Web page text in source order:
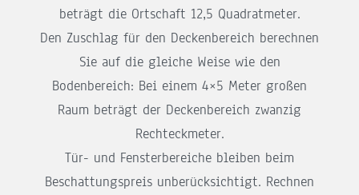
beträgt die Ortschaft 12,5 Quadratmeter.
Den Zuschlag für den Deckenbereich berechnen
Sie auf die gleiche Weise wie den
Bodenbereich: Bei einem 4×5 Meter großen
Raum beträgt der Deckenbereich zwanzig
Rechteckmeter.
Tür- und Fensterbereiche bleiben beim
Beschattungspreis unberücksichtigt. Rechnen